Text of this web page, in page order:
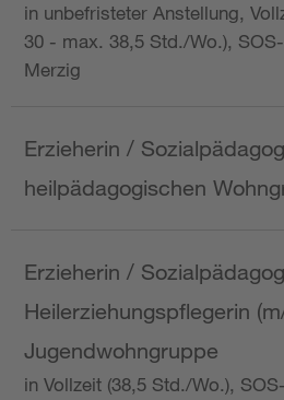
in unbefristeter Anstellung,
30 - max. 38,5 Std./Wo.),
Merzig
Erzieherin /
heilpädagogischen
Erzieherin /
Heilerziehungspflegerin
Jugendwohngruppe
in Vollzeit (38,5 Std./Wo.),